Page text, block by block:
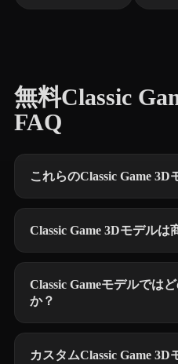
無料Classic
FAQ
これらのClassic Game 3D
Classic Game 3Dモデルは
Classic Gameモデルでは
か？
カスタムClassic Game